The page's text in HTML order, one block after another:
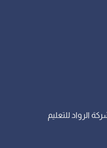
الرواد للتعليم